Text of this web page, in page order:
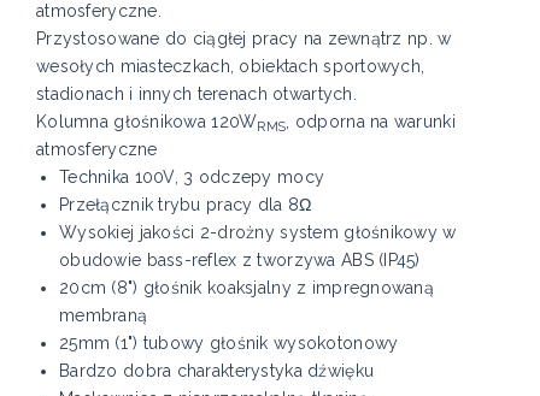
atmosferyczne.
Przystosowane do ciągłej pracy na zewnątrz np. w
wesołych miasteczkach, obiektach sportowych,
stadionach i innych terenach otwartych.
Kolumna głośnikowa 120WRMS, odporna na warunki
atmosferyczne
Technika 100V, 3 odczepy mocy
Przełącznik trybu pracy dla 8Ω
Wysokiej jakości 2-drożny system głośnikowy w
obudowie bass-reflex z tworzywa ABS (IP45)
20cm (8") głośnik koaksjalny z impregnowaną
membraną
25mm (1") tubowy głośnik wysokotonowy
Bardzo dobra charakterystyka dźwięku